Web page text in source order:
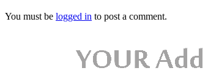
You must be logged in to post a comment.